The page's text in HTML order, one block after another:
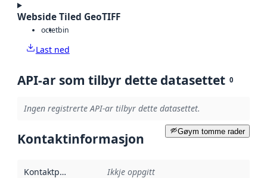
Webside Tiled GeoTIFF
octetbin
Last ned
API-ar som tilbyr dette datasettet 0
Ingen registrerte API-ar tilbyr dette datasettet.
Gøym tomme rader
Kontaktinformasjon
Kontaktpunkt Ikkje oppgitt